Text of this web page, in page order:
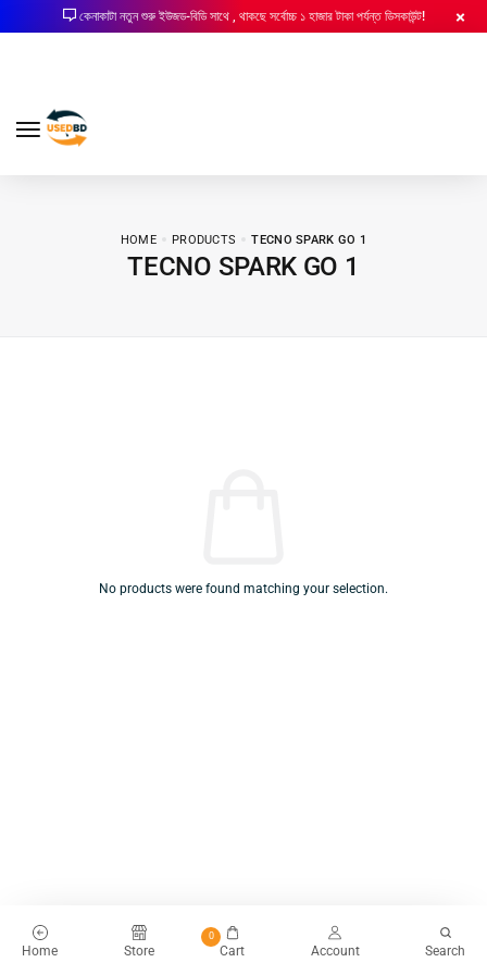
কেনাকাটা নতুন শুরু ইউজড-বিডি সাথে , থাকছে সর্বোচ্চ ১ হাজার টাকা পর্যন্ত ডিসকাউন্ট!
HOME PRODUCTS TECNO SPARK GO 1
TECNO SPARK GO 1
No products were found matching your selection.
Home Store
0
Cart Account Search